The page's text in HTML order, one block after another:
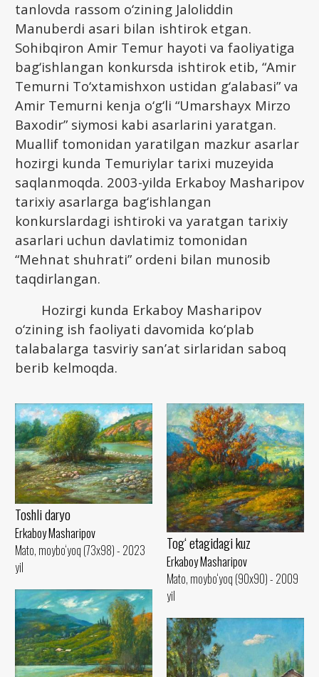
tanlovda rassom o‘zining Jaloliddin
Manuberdi asari bilan ishtirok etgan.
Sohibqiron Amir Temur hayoti va faoliyatiga
bag‘ishlangan konkursda ishtirok etib, “Amir
Temurni To‘xtamishxon ustidan g‘alabasi” va
Amir Temurni kenja o‘g‘li “Umarshayx Mirzo
Baxodir” siymosi kabi asarlarini yaratgan.
Muallif tomonidan yaratilgan mazkur asarlar
hozirgi kunda Temuriylar tarixi muzeyida
saqlanmoqda. 2003-yilda Erkaboy Masharipov
tarixiy asarlarga bag‘ishlangan
konkurslardagi ishtiroki va yaratgan tarixiy
asarlari uchun davlatimiz tomonidan
“Mehnat shuhrati” ordeni bilan munosib
taqdirlangan.
Hozirgi kunda Erkaboy Masharipov
o‘zining ish faoliyati davomida ko‘plab
talabalarga tasviriy san’at sirlaridan saboq
berib kelmoqda.
Toshli daryo
Erkaboy Masharipov
Mato, moybo‘yoq (73x98) - 2023
yil
Tog‘ etagidagi kuz
Erkaboy Masharipov
Mato, moybo‘yoq (90x90) - 2009
yil